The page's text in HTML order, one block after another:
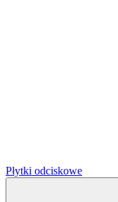
Płytki odciskowe